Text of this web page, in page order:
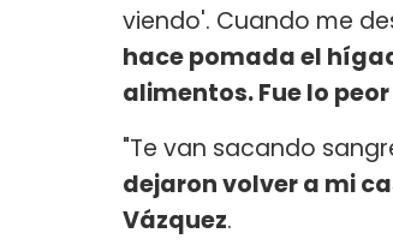
viendo'. Cuando me
hace pomada el
alimentos. Fue lo
"Te van sacando
dejaron volver a mi
Vázquez.